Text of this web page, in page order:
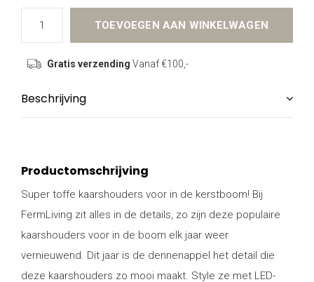
TOEVOEGEN AAN WINKELWAGEN
Gratis verzending Vanaf €100,-
Beschrijving
Productomschrijving
Super toffe kaarshouders voor in de kerstboom! Bij
FermLiving zit alles in de details, zo zijn deze populaire
kaarshouders voor in de boom elk jaar weer
vernieuwend. Dit jaar is de dennenappel het detail die
deze kaarshouders zo mooi maakt. Style ze met LED-